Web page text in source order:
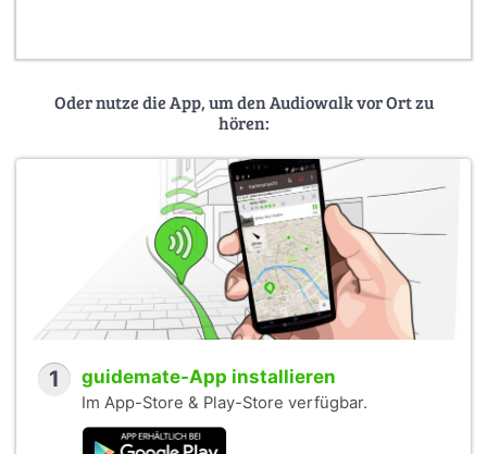
Oder nutze die App, um den Audiowalk vor Ort zu
hören:
1 guidemate-App installieren
Im App-Store & Play-Store verfügbar.